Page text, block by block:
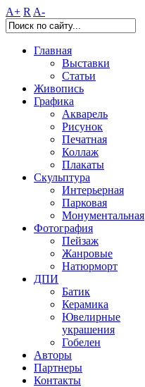
A+ R A-
Главная
Выставки
Статьи
Живопись
Графика
Акварель
Рисунок
Печатная
Коллаж
Плакаты
Скульптура
Интерьерная
Парковая
Монументальная
Фотография
Пейзаж
Жанровые
Натюрморт
ДПИ
Батик
Керамика
Ювелирные
украшения
Гобелен
Авторы
Партнеры
Контакты